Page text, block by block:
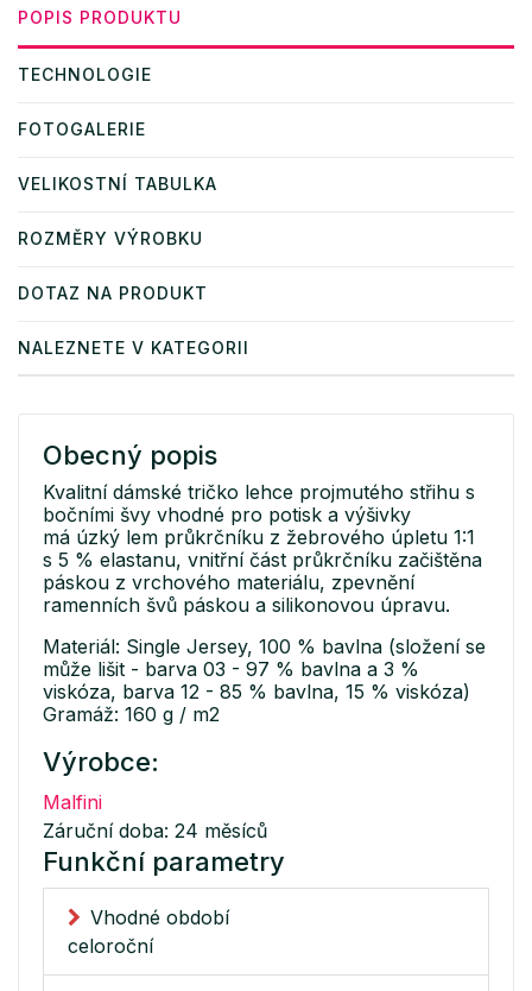
POPIS PRODUKTU
TECHNOLOGIE
FOTOGALERIE
VELIKOSTNÍ TABULKA
ROZMĚRY VÝROBKU
DOTAZ NA PRODUKT
NALEZNETE V KATEGORII
Obecný popis
Kvalitní dámské tričko lehce projmutého střihu s
bočními švy vhodné pro potisk a výšivky
má úzký lem průkrčníku z žebrového úpletu 1:1
s 5 % elastanu, vnitřní část průkrčníku začištěna
páskou z vrchového materiálu, zpevnění
ramenních švů páskou a silikonovou úpravu.
Materiál: Single Jersey, 100 % bavlna (složení se
může lišit - barva 03 - 97 % bavlna a 3 %
viskóza, barva 12 - 85 % bavlna, 15 % viskóza)
Gramáž: 160 g / m2
Výrobce:
Malfini
Záruční doba: 24 měsíců
Funkční parametry
Vhodné období
celoroční